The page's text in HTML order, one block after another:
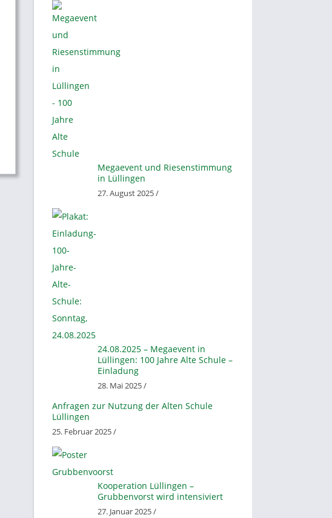
Megaevent und Riesenstimmung
in Lüllingen
27. August 2025 /
24.08.2025 – Megaevent in
Lüllingen: 100 Jahre Alte Schule –
Einladung
28. Mai 2025 /
Anfragen zur Nutzung der Alten Schule
Lüllingen
25. Februar 2025 /
Kooperation Lüllingen –
Grubbenvorst wird intensiviert
27. Januar 2025 /